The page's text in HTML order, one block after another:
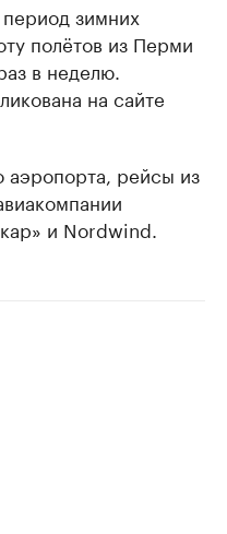
зимних
полётов из Перми
в неделю.
на сайте
аэропорта, рейсы из
и Nordwind.